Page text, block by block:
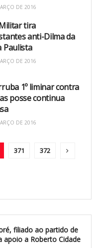
DE 2016
tira
anti-Dilma da
Paulista
DE 2016
1º liminar contra
posse continua
DE 2016
371 372
filiado ao partido de
apoio a Roberto Cidade